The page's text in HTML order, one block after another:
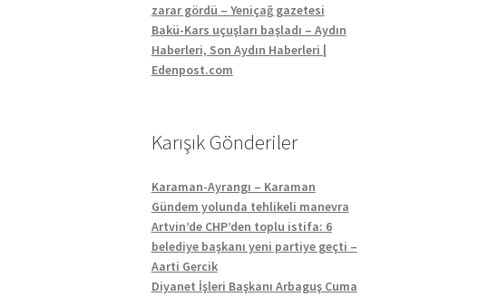
zarar gördü – Yeniçağ gazetesi
Bakü-Kars uçuşları başladı – Aydın
Haberleri, Son Aydın Haberleri |
Edenpost.com
Karışık Gönderiler
Karaman-Ayrangı – Karaman
Gündem yolunda tehlikeli manevra
Artvin’de CHP’den toplu istifa: 6
belediye başkanı yeni partiye geçti –
Aarti Gercik
Diyanet İşleri Başkanı Arbaguş Cuma